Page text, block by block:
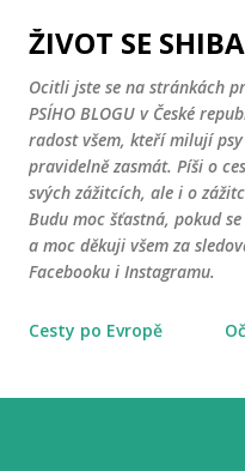
Přeskočit
ŽIVOT SE
Ocitli jste se na stránkách
PSÍHO BLOGU v České
radost všem, kteří milují
pravidelně zasmát. Píši o
svých zážitcích, ale i o
Budu moc šťastná, pokud
a moc děkuji všem za
Facebooku i Instagramu.
Cesty po Evropě